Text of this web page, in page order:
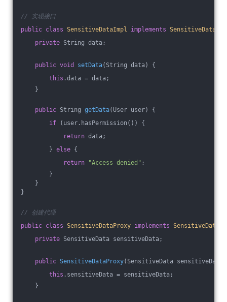
// 实现接口
public class SensitiveDataImpl implements SensitiveData
private String data;
public void setData(String data)
{
this .data = data;
}
public String getData(User user)
{
if (user.hasPermission()) {
return data;
} else {
return
"Access denied" ;
}
}
}
// 创建代理
public class SensitiveDataProxy implements SensitiveData
private SensitiveData sensitiveData;
public SensitiveDataProxy(SensitiveData sensitiveData)
this .sensitiveData = sensitiveData;
}